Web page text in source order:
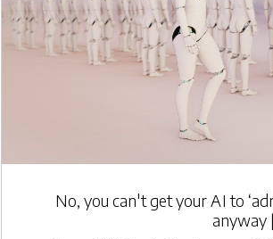
No, you can't get your AI to
anyway